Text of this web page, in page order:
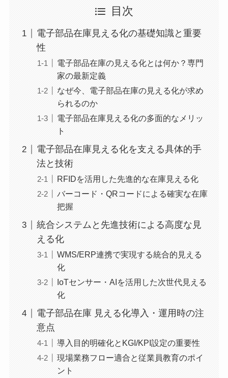
目次
電子部品在庫見える化の基礎知識と重要
性
電子部品在庫の見える化とは何か？専門
家の最新定義
なぜ今、電子部品在庫の見える化が求め
られるのか
電子部品在庫見える化の多面的なメリッ
ト
電子部品在庫見える化を支える具体的手
法と技術
RFIDを活用した先進的な在庫見える化
バーコード・QRコードによる確実な在庫
把握
統合システムと先進技術による高度な見
える化
WMS/ERP連携で実現する統合的見える
化
IoTセンサー・AIを活用した次世代見える
化
電子部品在庫 見える化導入・運用時の注
意点
導入目的明確化とKGI/KPI設定の重要性
現場業務フロー適合と従業員教育のポイ
ント